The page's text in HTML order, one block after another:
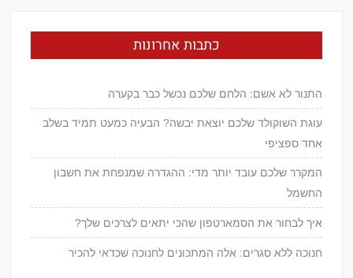
כתבות אחרונות
התנור לא אשם: הלחם שלכם נכשל כבר בקערה
עוגת השוקולד שלכם יוצאת יבשה? הבעיה כמעט תמיד בשלב
אחד ספציפי
המקרר שלכם עובד יותר מדי: ההגדרה שמנפחת את חשבון
החשמל
איך לבחור את הסמארטפון שהכי יתאים לצרכים שלך?
חנוכה ללא סגרים: אלה המתכונים לחנוכה שכדאי להכיר